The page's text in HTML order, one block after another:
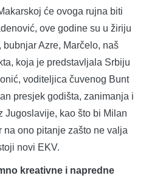
će ovoga rujna biti
ove godine su u žiriju
Azre, Marčelo, naš
koja je predstavljala Srbiju
voditeljica čuvenog Bunt
presjek godišta, zanimanja i
Jugoslavije, kao što bi Milan
na ono pitanje zašto ne valja
novi EKV.
kreativne i napredne